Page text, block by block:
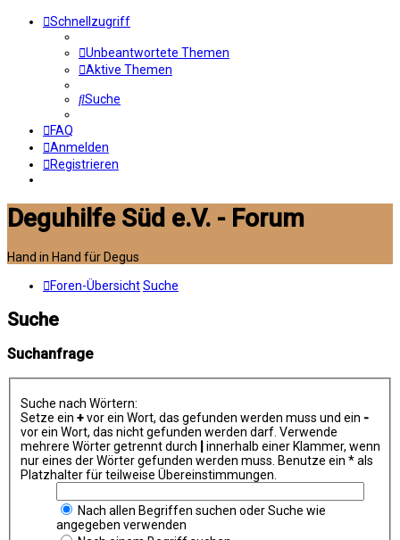
Schnellzugriff
Unbeantwortete Themen
Aktive Themen
Suche
FAQ
Anmelden
Registrieren
Deguhilfe Süd e.V. - Forum
Hand in Hand für Degus
Foren-ÜbersichtSuche
Suche
Suchanfrage
Suche nach Wörtern:
Setze ein +vor ein Wort, das gefunden werden muss und ein -
vor ein Wort, das nicht gefunden werden darf. Verwende
mehrere Wörter getrennt durch
innerhalb einer Klammer, wenn
nur eines der Wörter gefunden werden muss. Benutze ein * als
Platzhalter für teilweise Übereinstimmungen.
Nach allen Begriffen suchen oder Suche wie
angegeben verwenden